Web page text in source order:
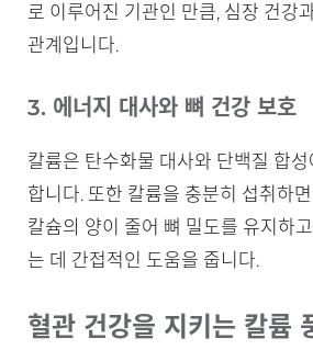
로 이루어진 기관인 만큼, 심장 건강
관계입니다.
3. 에너지 대사와 뼈 건강 보호
칼륨은 탄수화물 대사와 단백질 합
합니다. 또한 칼륨을 충분히 섭취하
칼슘의 양이 줄어 뼈 밀도를 유지하
는 데 간접적인 도움을 줍니다.
혈관 건강을 지키는 칼륨